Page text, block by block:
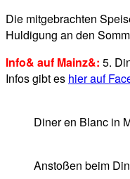
Die mitgebrachten
Huldigung an den
Info& auf Mainz&: 5.
Infos gibt es hier auf
Diner en Blanc in
Anstoßen beim